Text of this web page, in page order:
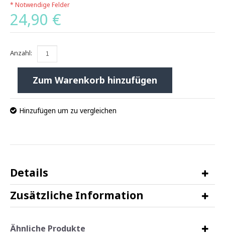
* Notwendige Felder
24,90 €
Anzahl:
Zum Warenkorb hinzufügen
Hinzufügen um zu vergleichen
Details
Zusätzliche Information
Ähnliche Produkte